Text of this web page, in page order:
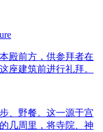
殿前方，供参拜者在
座建筑前进行礼拜。
、野餐。这一源于宫
几周里，将寺院、神